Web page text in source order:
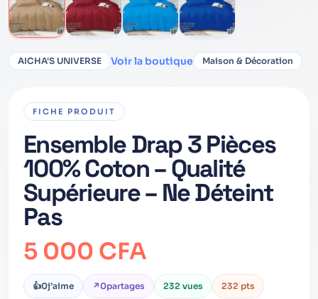
AICHA'S UNIVERSE Voir la boutique Maison & Décoration
FICHE PRODUIT
Ensemble Drap 3 Pièces
100% Coton – Qualité
Supérieure – Ne Déteint
Pas
5 000 CFA
👍0j’aime ↗0partages 232 vues 232 pts